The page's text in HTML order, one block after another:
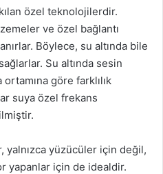
özel teknolojilerdir.
ve özel bağlantı
Böylece, su altında bile
Su altında sesin
ortamına göre farklılık
suya özel frekans
yalnızca yüzücüler için değil,
yapanlar için de idealdir.